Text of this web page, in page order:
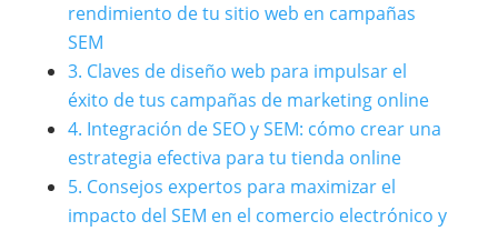
rendimiento de tu sitio web en campañas
SEM
3. Claves de diseño web para impulsar el
éxito de tus campañas de marketing online
4. Integración de SEO y SEM: cómo crear una
estrategia efectiva para tu tienda online
5. Consejos expertos para maximizar el
impacto del SEM en el comercio electrónico y